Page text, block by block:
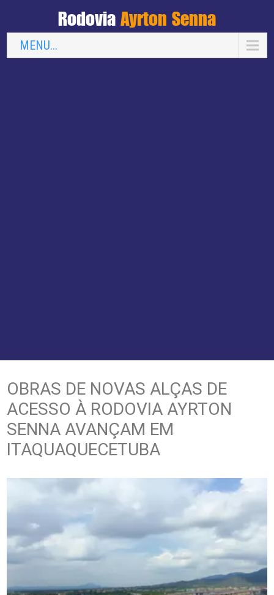
Rodovia Ayrton Senna
MENU...
OBRAS DE NOVAS ALÇAS DE
ACESSO À RODOVIA AYRTON
SENNA AVANÇAM EM
ITAQUAQUECETUBA